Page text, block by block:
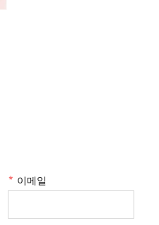
* 이메일